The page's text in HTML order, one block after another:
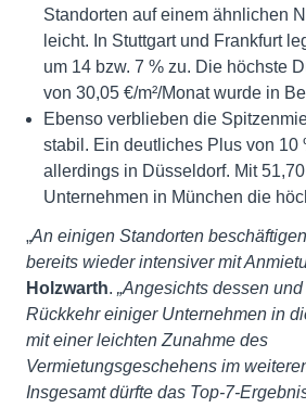
Standorten auf einem ähnlichen
leicht. In Stuttgart und Frankfurt
um 14 bzw. 7 % zu. Die höchste
von 30,05 €/m²/Monat wurde in
Ebenso verblieben die
stabil. Ein deutliches Plus von 10
allerdings in Düsseldorf. Mit
Unternehmen in München die
„An einigen Standorten
bereits wieder intensiver mit
Holzwarth. „Angesichts dessen
Rückkehr einiger Unternehmen in
mit einer leichten Zunahme des
Vermietungsgeschehens im
Insgesamt dürfte das Top-7-